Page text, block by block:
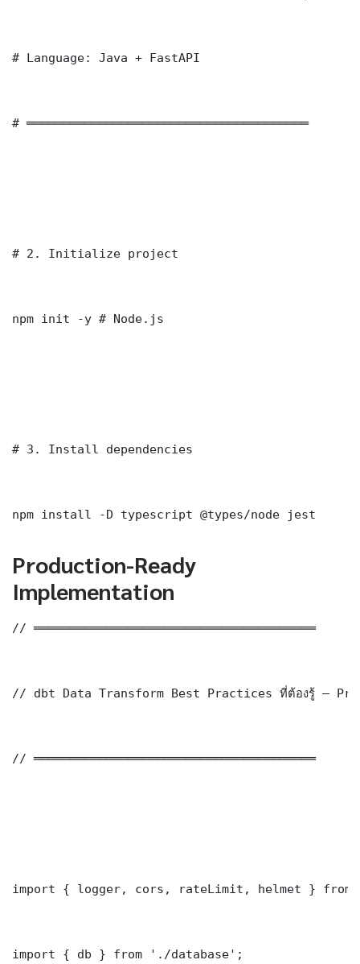
# Language: Java + FastAPI
# ═══════════════════════════════════════
# 2. Initialize project
npm init -y # Node.js
# 3. Install dependencies
npm install -D typescript @types/node jest
Production-Ready
Implementation
// ═══════════════════════════════════════
// dbt Data Transform Best Practices ที่ต้องรู้ —
// ═══════════════════════════════════════
import { logger, cors, rateLimit, helmet } from
import { db } from './database';